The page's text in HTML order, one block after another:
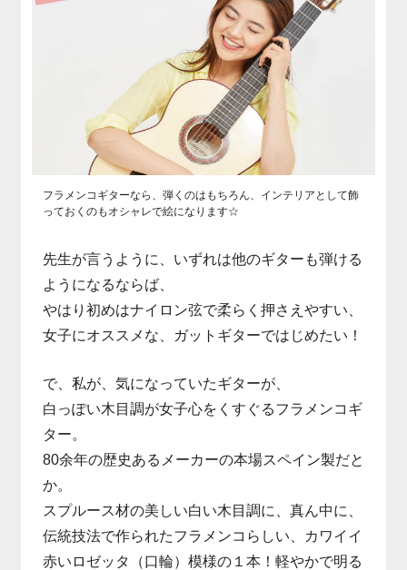
フラメンコギターなら、弾くのはもちろん、インテリアとして飾
っておくのもオシャレで絵になります☆
先生が言うように、いずれは他のギターも弾ける
ようになるならば、
やはり初めはナイロン弦で柔らく押さえやすい、
女子にオススメな、ガットギターではじめたい！
で、私が、気になっていたギターが、
白っぽい木目調が女子心をくすぐるフラメンコギ
ター。
80余年の歴史あるメーカーの本場スペイン製だと
か。
スプルース材の美しい白い木目調に、真ん中に、
伝統技法で作られたフラメンコらしい、カワイイ
赤いロゼッタ（口輪）模様の１本！軽やかで明る